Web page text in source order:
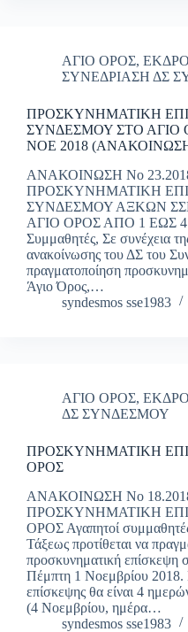
ΑΓΙΟ ΟΡΟΣ,
ΣΥΝΕΔΡΙΑΣΗ ΔΣ
ΠΡΟΣΚΥΝΗΜΑΤΙΚΗ
ΣΥΝΔΕΣΜΟΥ ΣΤΟ ΑΓΙΟ
ΝΟΕ 2018
ΑΝΑΚΟΙΝΩΣΗ Νο
ΠΡΟΣΚΥΝΗΜΑΤΙΚΗ
ΣΥΝΔΕΣΜΟΥ ΑΞΚΩΝ
ΑΓΙΟ ΟΡΟΣ ΑΠΟ 1 ΕΩΣ 4
Συμμαθητές, Σε συνέχεια
ανακοίνωσης του ΔΣ του
πραγματοποίηση
Άγιο Όρος,…
syndesmos sse1983
ΑΓΙΟ ΟΡΟΣ,
ΔΣ ΣΥΝΔΕΣΜΟΥ
ΠΡΟΣΚΥΝΗΜΑΤΙΚΗ
ΟΡΟΣ
ΑΝΑΚΟΙΝΩΣΗ Νο
ΠΡΟΣΚΥΝΗΜΑΤΙΚΗ
ΟΡΟΣ Αγαπητοί
Τάξεως προτίθεται να
προσκυνηματική επίσκεψη
Πέμπτη 1 Νοεμβρίου 2018.
επίσκεψης θα είναι 4
(4 Νοεμβρίου, ημέρα…
syndesmos sse1983